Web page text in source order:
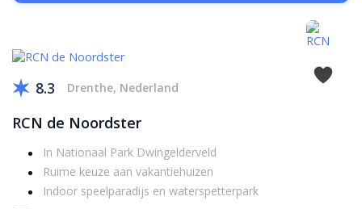
8.3 Drenthe, Nederland
RCN de Noordster
In Nationaal Park Dwingelderveld
Ruime keuze aan vakantiehuizen
Indoor speelparadijs en waterspetterpark